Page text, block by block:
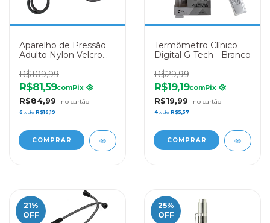
Aparelho de Pressão
Adulto Nylon Velcro
R$109,99
R$84,99
R$81,59comPix
6 x de R$16,19
Termômetro Clínico
Digital G-Tech - Branco
R$29,99
R$19,99
R$19,19comPix
4 x de R$5,57
21%
OFF
25%
OFF